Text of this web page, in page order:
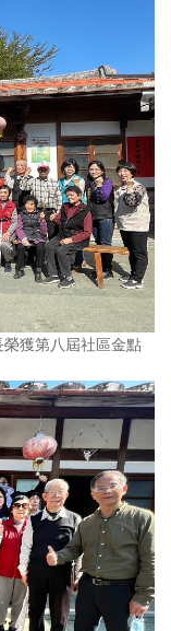
獲第八屆社區金點